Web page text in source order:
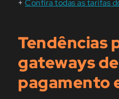
+ Confira todas as tarifas
Tendências
gateways de
pagamento